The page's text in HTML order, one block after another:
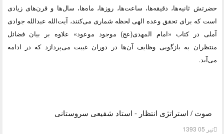
حضرتش ثانیه‌ها، دقیقه‌ها، ساعت‌ها، روزها، ماه‌ها، سال‌ها و قرن‌های زیادی
است که برای تحقق وعده الهی لحظه شماری می‌کنند، آیت‌الله عبدالله جوادی
آملی در کتاب «امام المهدی(عج) موجود موعود» علاوه بر بیان فضائل
منتظران به بازگویی وظایف آن‌ها در دوران غیبت می‌پردازد که در ادامه
می‌آید.
صوت / استراتژی انتظار - استاد شفیعی سروستانی
تیر 05 1393